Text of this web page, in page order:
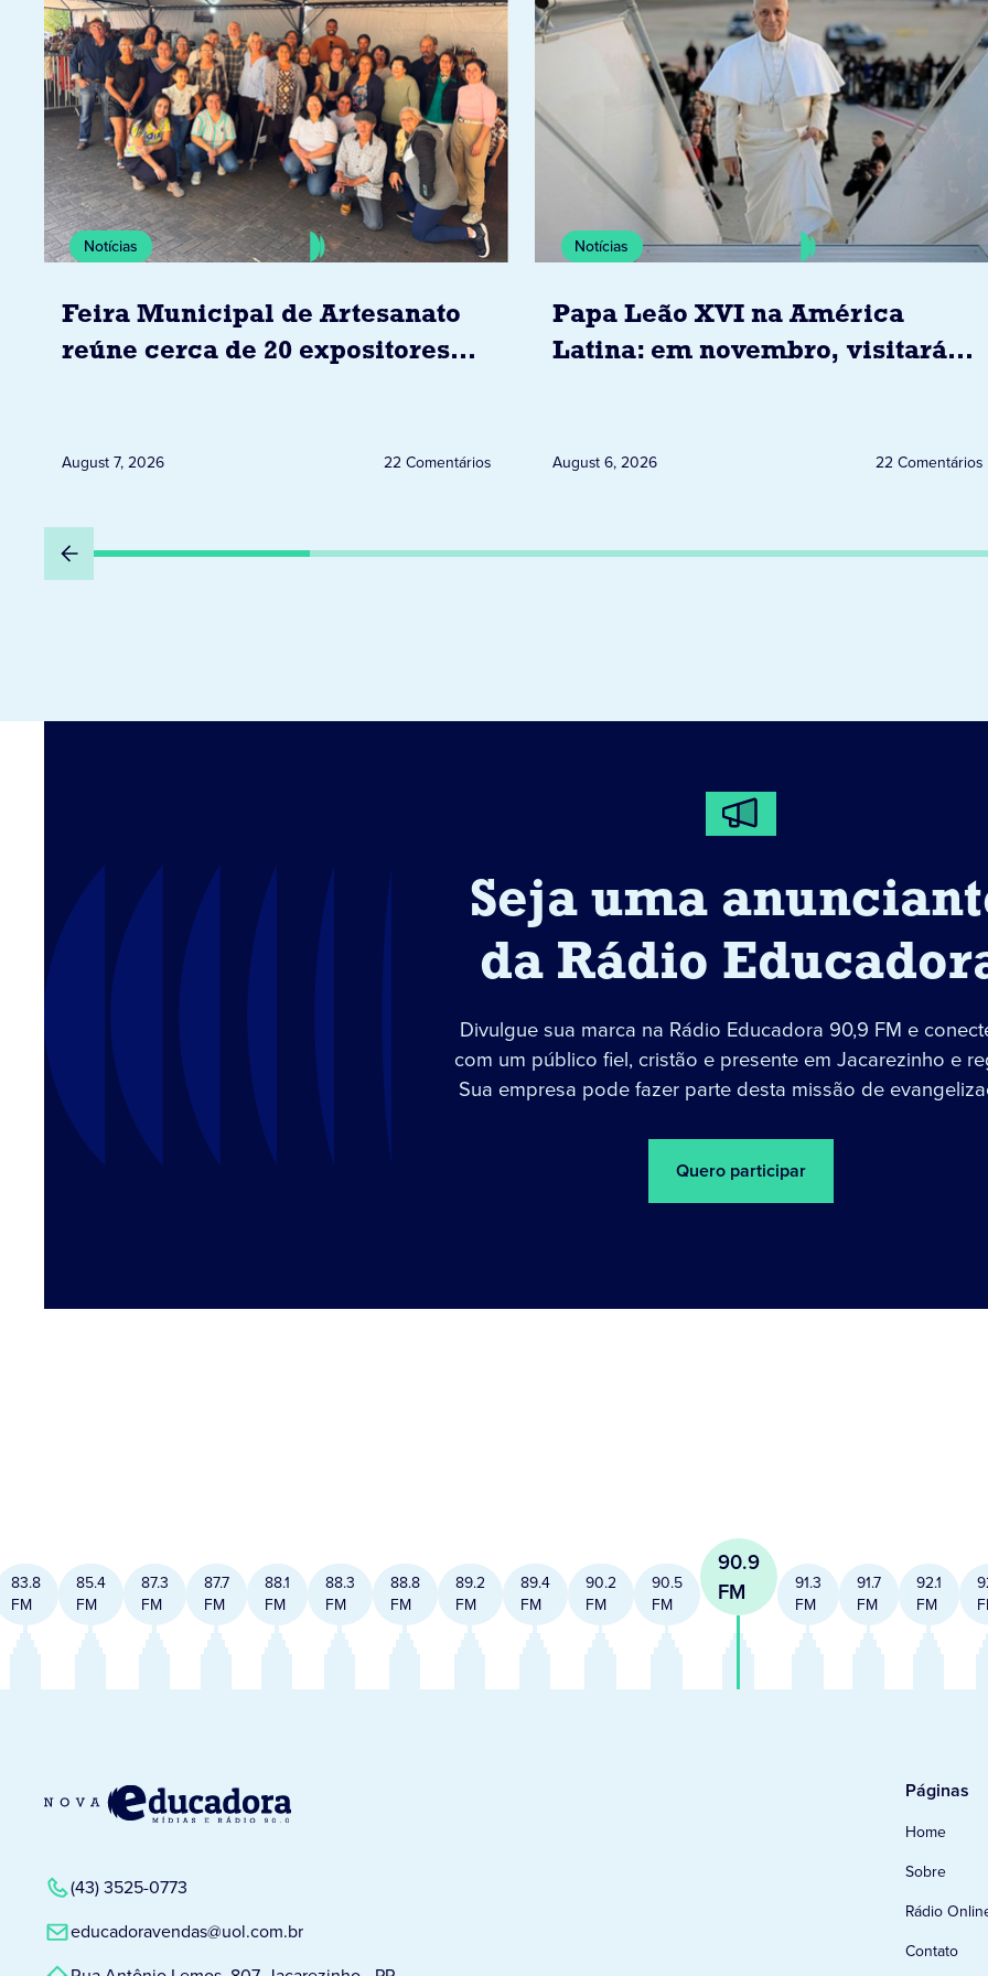
Notícias
Feira Municipal de Artesanato
reúne cerca de 20 expositores
August 7, 2026 22 Comentários
Notícias
Papa Leão XVI na América
Latina: em novembro, visitará
August 6, 2026 22 Comentários
Seja uma
da Rádio
Divulgue sua marca na Rádio Educadora 90,9 FM e
com um público fiel, cristão e presente em Jacarezinho e
Sua empresa pode fazer parte desta missão de
Quero participar
83.8
FM
85.4
FM
87.3
FM
87.7
FM
88.1
FM
88.3
FM
88.8
FM
89.2
FM
89.4
FM
90.2
FM
90.5
FM
90.9
FM
91.3
FM
91.7
FM
92.1
FM
(43) 3525-0773
educadoravendas@uol.com.br
Páginas
Home
Sobre
Rádio
Contato